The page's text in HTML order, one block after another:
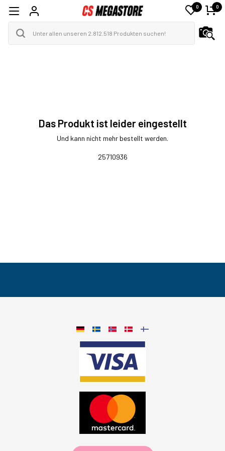
0 0
Das Produkt ist leider eingestellt
Und kann nicht mehr bestellt werden.
25710936